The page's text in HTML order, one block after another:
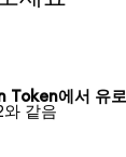
Token에서 유로
와 같음